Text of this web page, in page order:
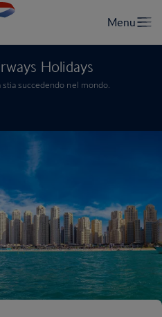
Holidays
succedendo nel mondo.